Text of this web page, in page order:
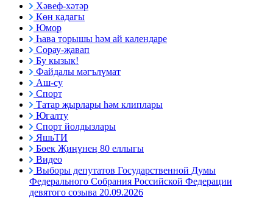
Хәвеф-хәтәр
Көн кадагы
Юмор
Һава торышы һәм ай календаре
Сорау-җавап
Бу кызык!
Файдалы мәгълүмат
Аш-су
Спорт
Татар җырлары һәм клиплары
Югалту
Спорт йолдызлары
ЯшьТИ
Бөек Җиңүнең 80 еллыгы
Видео
Выборы депутатов Государственной Думы
Федерального Собрания Российской Федерации
девятого созыва 20.09.2026